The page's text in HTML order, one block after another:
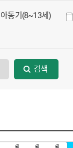
아동기(8~13세)
검색